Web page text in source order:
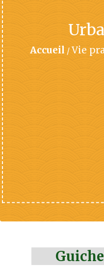
Accueil / Vie